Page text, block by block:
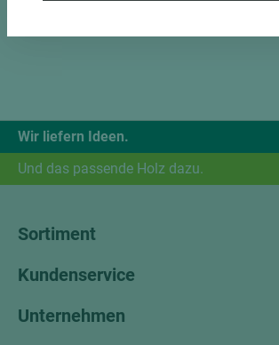
Wir liefern Ideen.
Und das passende Holz dazu.
Sortiment
Kundenservice
Unternehmen